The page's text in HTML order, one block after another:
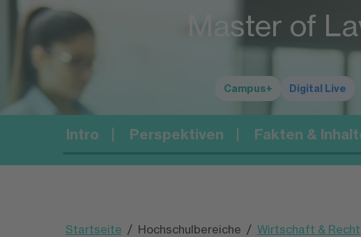
Master of
Campus+ Digital Live
Intro Perspektiven Fakten &
Startseite Hochschulbereiche Wirtschaft & Recht